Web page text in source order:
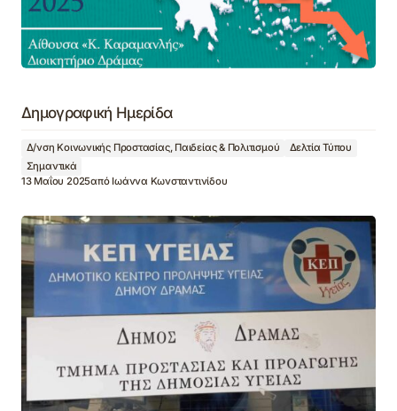
Δημογραφική Ημερίδα
Δ/νση Κοινωνικής Προστασίας, Παιδείας & Πολιτισμού
Δελτία Τύπου
Σημαντικά
13 Μαΐου 2025από Ιωάννα Κωνσταντινίδου